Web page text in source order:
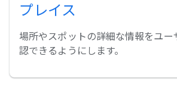
プレイス
場所やスポットの詳細な情報をユー
認できるようにします。